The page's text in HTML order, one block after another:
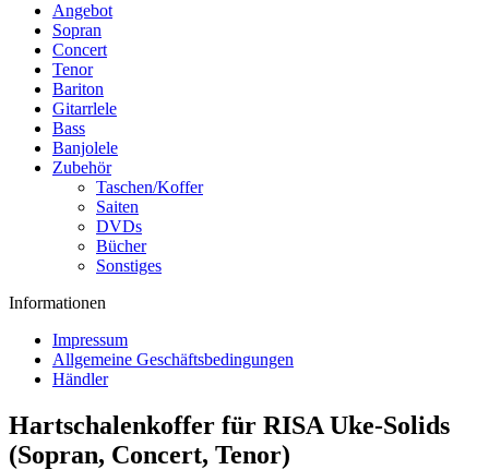
Angebot
Sopran
Concert
Tenor
Bariton
Gitarrlele
Bass
Banjolele
Zubehör
Taschen/Koffer
Saiten
DVDs
Bücher
Sonstiges
Informationen
Impressum
Allgemeine Geschäftsbedingungen
Händler
Hartschalenkoffer für RISA Uke-Solids
(Sopran, Concert, Tenor)